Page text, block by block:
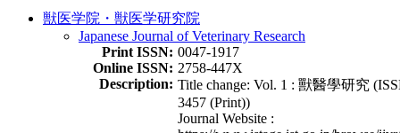
獣医学院・獣医学研究院
Japanese Journal of Veterinary Research
Print ISSN: 0047-1917
Online ISSN: 2758-447X
Description: Title change: Vol. 1 : 獸醫學研究
3457 (Print))
Journal Website :